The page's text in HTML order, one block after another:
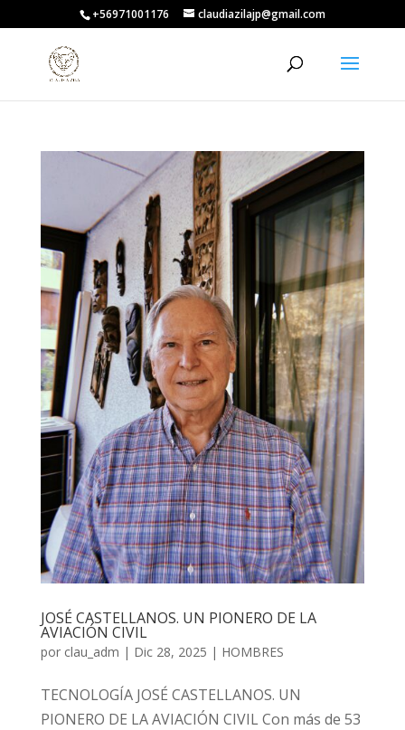
+56971001176 claudiazilajp@gmail.com
JOSÉ CASTELLANOS. UN PIONERO DE LA
AVIACIÓN CIVIL
por clau_adm | Dic 28, 2025 | HOMBRES
TECNOLOGÍA JOSÉ CASTELLANOS. UN
PIONERO DE LA AVIACIÓN CIVIL Con más de 53